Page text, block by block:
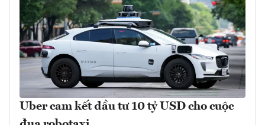
Uber cam kết đầu tư 10 tỷ USD cho cuộc